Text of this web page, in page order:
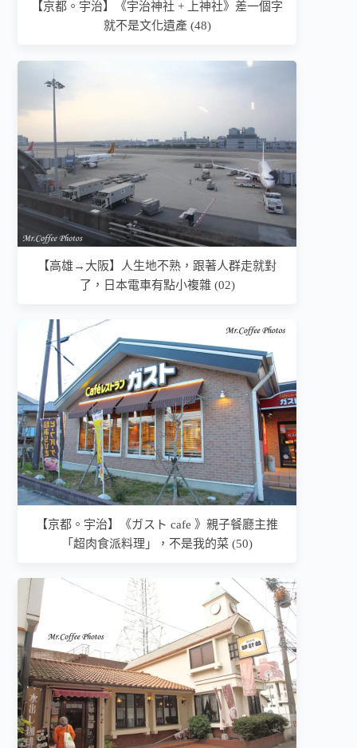
【京都。宇治】《宇治神社 + 上神社》差一個字
就不是文化遺產 (48)
【高雄→大阪】人生地不熟，跟著人群走就對
了，日本電車有點小複雜 (02)
【京都。宇治】《ガスト cafe 》親子餐廳主推
「超肉食派料理」，不是我的菜 (50)